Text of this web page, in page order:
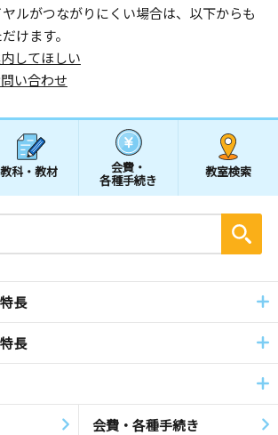
ルがつながりにくい場合は、以下からも
けます。
してほしい
い合わせ
教科・教材 会費・
各種手続き
教室検索
長
長
会費・各種手続き